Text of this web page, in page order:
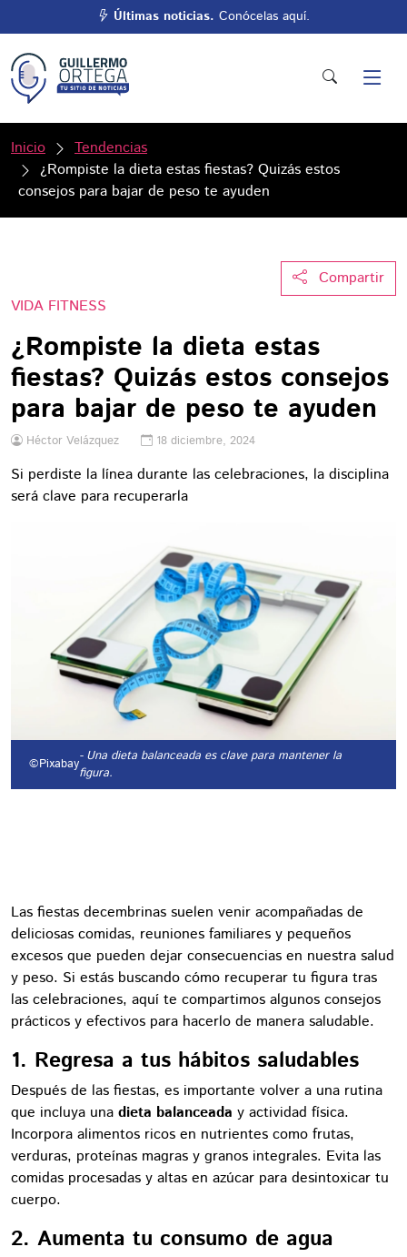
Últimas noticias. Conócelas aquí.
Inicio
Tendencias
¿Rompiste la dieta estas fiestas? Quizás estos
consejos para bajar de peso te ayuden
Compartir
VIDA FITNESS
¿Rompiste la dieta estas
fiestas? Quizás estos consejos
para bajar de peso te ayuden
Héctor Velázquez 18 diciembre, 2024
Si perdiste la línea durante las celebraciones, la disciplina
será clave para recuperarla
©Pixabay- Una dieta balanceada es clave para mantener la
figura.
Las fiestas decembrinas suelen venir acompañadas de
deliciosas comidas, reuniones familiares y pequeños
excesos que pueden dejar consecuencias en nuestra salud
y peso. Si estás buscando cómo recuperar tu figura tras
las celebraciones, aquí te compartimos algunos consejos
prácticos y efectivos para hacerlo de manera saludable.
1. Regresa a tus hábitos saludables
Después de las fiestas, es importante volver a una rutina
que incluya una dieta balanceada y actividad física.
Incorpora alimentos ricos en nutrientes como frutas,
verduras, proteínas magras y granos integrales. Evita las
comidas procesadas y altas en azúcar para desintoxicar tu
cuerpo.
2. Aumenta tu consumo de agua